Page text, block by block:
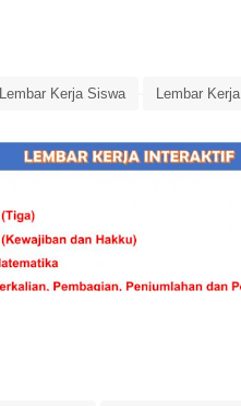
Lembar Kerja Siswa Lembar